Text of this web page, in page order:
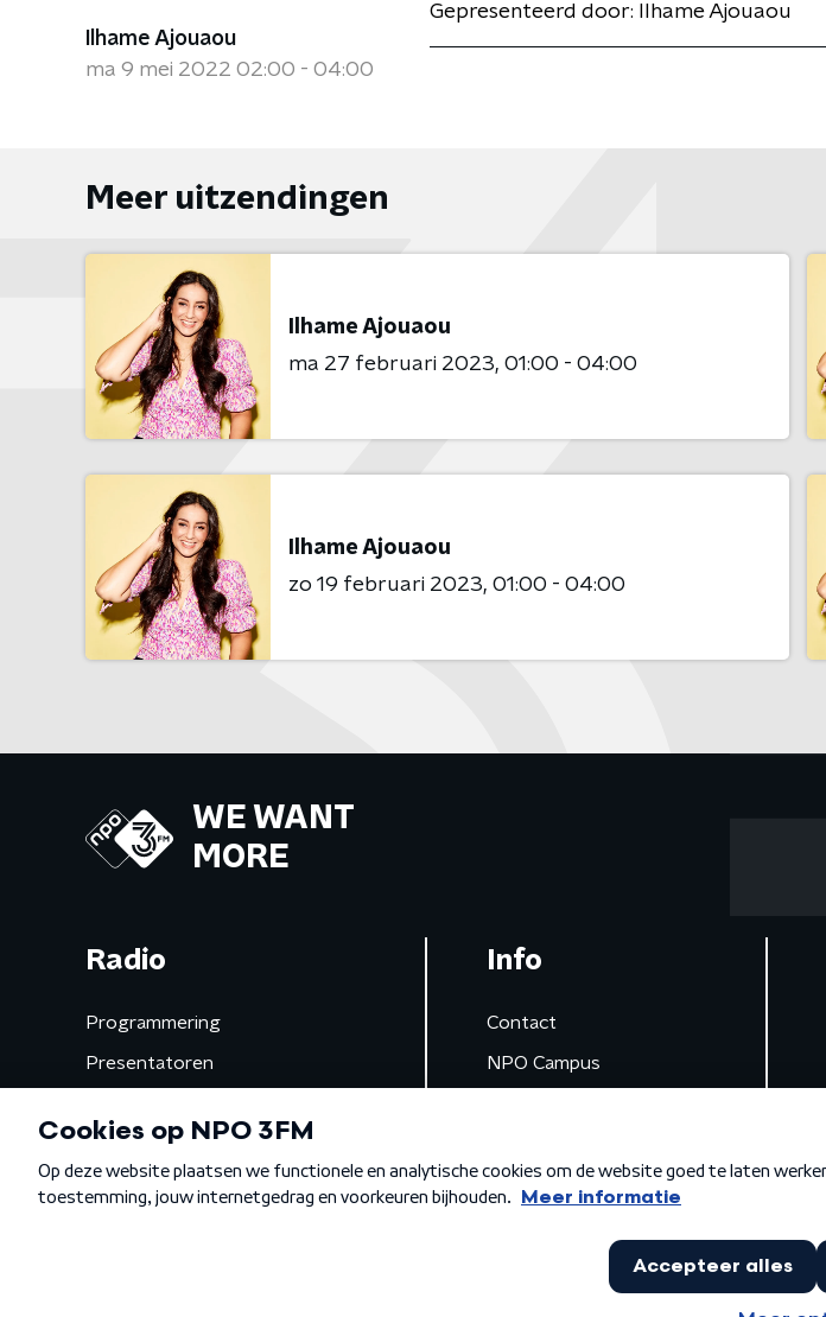
Ilhame Ajouaou
ma 9 mei 2022 02:00 - 04:00
Gepresenteerd door: Ilhame Ajouaou
Meer uitzendingen
Ilhame Ajouaou
ma 27 februari 2023 01:00 - 04:00
Ilhame Ajouaou
zo 19 februari 2023 01:00 - 04:00
WE WANT
MORE
Radio
Programmering
Presentatoren
Gemist
Info
Contact
NPO Campus
Algemene voorwaarden Privacybeleid